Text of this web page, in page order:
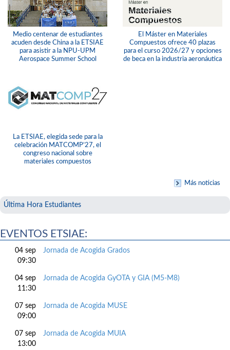
Medio centenar de estudiantes
acuden desde China a la ETSIAE
para asistir a la NPU-UPM
Aerospace Summer School
El Máster en Materiales
Compuestos ofrece 40 plazas
para el curso 2026/27 y opciones
de beca en la industria aeronáutica
La ETSIAE, elegida sede para la
celebración MATCOMP’27, el
congreso nacional sobre
materiales compuestos
Más noticias
Última Hora Estudiantes
EVENTOS ETSIAE:
04 sep
09:30
Jornada de Acogida Grados
04 sep
11:30
Jornada de Acogida GyOTA y GIA (M5-M8)
07 sep
09:00
Jornada de Acogida MUSE
07 sep
13:00
Jornada de Acogida MUIA